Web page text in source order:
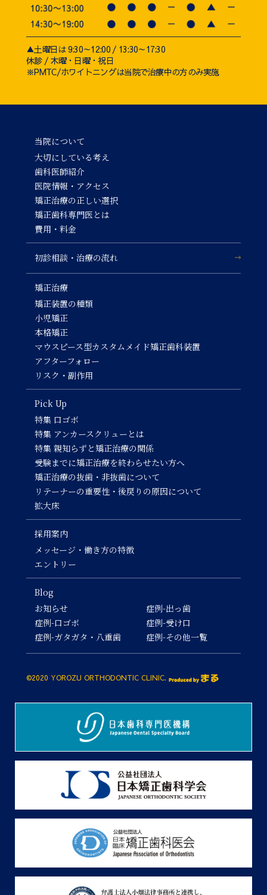
▲土曜日は 9:30～12:00 / 13:30～17:30
休診 / 木曜・日曜・祝日
※PMTC/ホワイトニングは当院で治療中の方のみ実施
当院について
大切にしている考え
歯科医師紹介
医院情報・アクセス
矯正治療の正しい選択
矯正歯科専門医とは
費用・料金
初診相談・治療の流れ
矯正治療
矯正装置の種類
小児矯正
本格矯正
マウスピース型カスタムメイド矯正歯科装置
アフターフォロー
リスク・副作用
Pick Up
特集 口ゴボ
特集 アンカースクリューとは
特集 親知らずと矯正治療の関係
受験までに矯正治療を終わらせたい方へ
矯正治療の抜歯・非抜歯について
リテーナーの重要性・後戻りの原因について
拡大床
採用案内
メッセージ・働き方の特徴
エントリー
Blog
お知らせ
症例-口ゴボ
症例-ガタガタ・八重歯
症例-出っ歯
症例-受け口
症例-その他一覧
©2020 YOROZU ORTHODONTIC CLINIC.